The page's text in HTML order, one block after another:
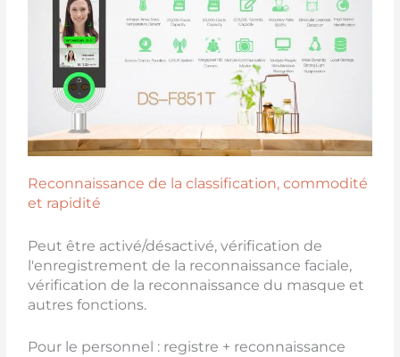
Reconnaissance de la classification, commodité
et rapidité
Peut être activé/désactivé, vérification de
l'enregistrement de la reconnaissance faciale,
vérification de la reconnaissance du masque et
autres fonctions.
Pour le personnel : registre + reconnaissance